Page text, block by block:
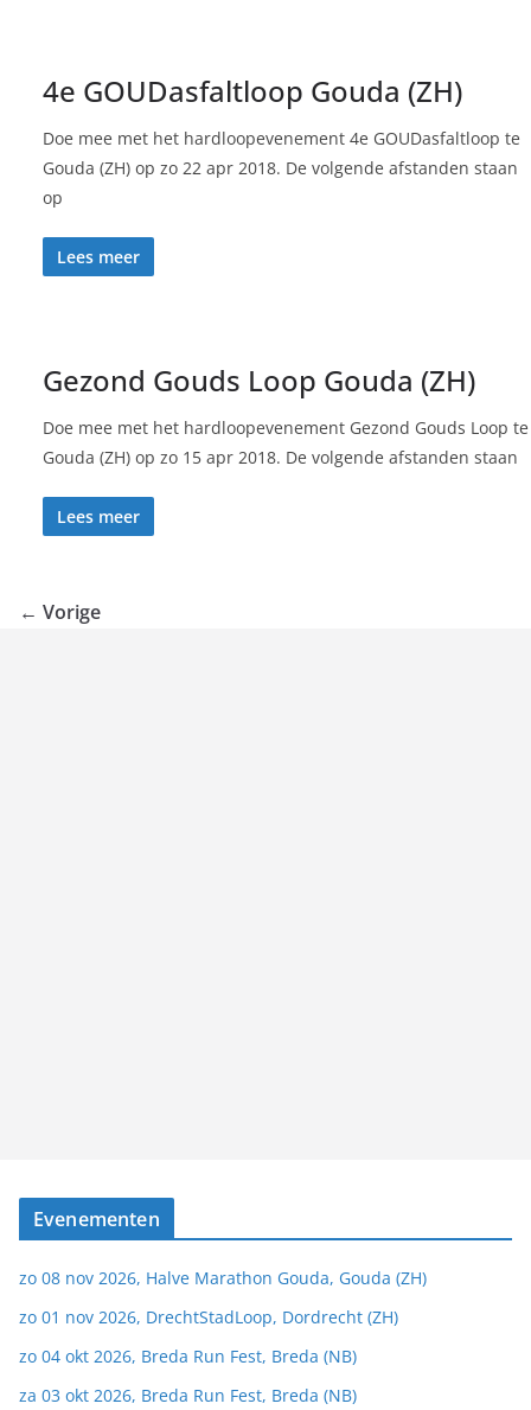
4e GOUDasfaltloop Gouda (ZH)
Doe mee met het hardloopevenement 4e GOUDasfaltloop te
Gouda (ZH) op zo 22 apr 2018. De volgende afstanden staan
op
Lees meer
Gezond Gouds Loop Gouda (ZH)
Doe mee met het hardloopevenement Gezond Gouds Loop te
Gouda (ZH) op zo 15 apr 2018. De volgende afstanden staan
Lees meer
← Vorige
Evenementen
zo 08 nov 2026, Halve Marathon Gouda, Gouda (ZH)
zo 01 nov 2026, DrechtStadLoop, Dordrecht (ZH)
zo 04 okt 2026, Breda Run Fest, Breda (NB)
za 03 okt 2026, Breda Run Fest, Breda (NB)